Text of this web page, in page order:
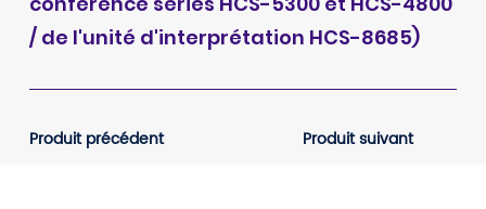
/ de l'unité d'interprétation HCS-8685)
Produit précédent Produit suivant